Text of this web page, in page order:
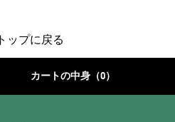
トップに戻る
カートの中身（0）